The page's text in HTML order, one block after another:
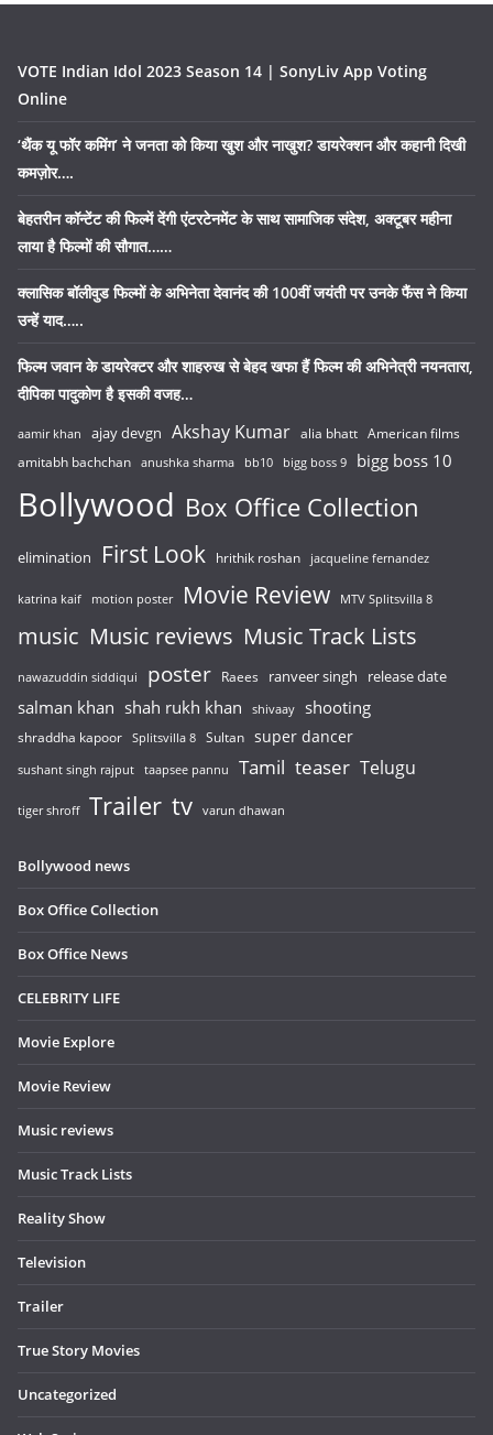
VOTE Indian Idol 2023 Season 14 | SonyLiv App Voting
Online
‘थैंक यू फॉर कमिंग’ ने जनता को किया खुश और नाखुश? डायरेक्शन और कहानी दिखी
कमज़ोर….
बेहतरीन कॉन्टेंट की फिल्में देंगी एंटरटेनमेंट के साथ सामाजिक संदेश, अक्टूबर महीना
लाया है फिल्मों की सौगात……
क्लासिक बॉलीवुड फिल्मों के अभिनेता देवानंद की 100वीं जयंती पर उनके फैंस ने किया
उन्हें याद…..
फिल्म जवान के डायरेक्टर और शाहरुख से बेहद खफा हैं फिल्म की अभिनेत्री नयनतारा,
दीपिका पादुकोण है इसकी वजह…
aamir khan ajay devgn Akshay Kumar alia bhatt American films
amitabh bachchan anushka sharma bb10 bigg boss 9 bigg boss 10
Bollywood Box Office Collection
elimination First Look hrithik roshan jacqueline fernandez
katrina kaif motion poster Movie Review MTV Splitsvilla 8
music Music reviews Music Track Lists
nawazuddin siddiqui poster Raees ranveer singh release date
salman khan shah rukh khan shivaay shooting
shraddha kapoor Splitsvilla 8 Sultan super dancer
sushant singh rajput taapsee pannu Tamil teaser Telugu
tiger shroff Trailer tv varun dhawan
Bollywood news
Box Office Collection
Box Office News
CELEBRITY LIFE
Movie Explore
Movie Review
Music reviews
Music Track Lists
Reality Show
Television
Trailer
True Story Movies
Uncategorized